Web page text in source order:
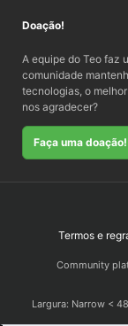
Doação!
A equipe do Teo faz
comunidade
tecnologias, o
nos agradecer?
Faça uma doação!
Termos e
Community
Largura